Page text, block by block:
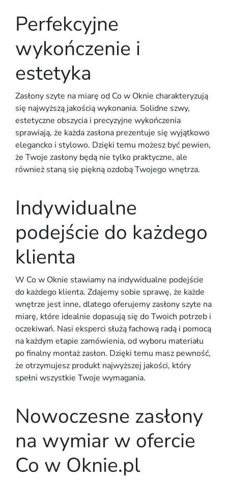
Perfekcyjne
wykończenie i
estetyka
Zasłony szyte na miarę od Co w Oknie charakteryzują
się najwyższą jakością wykonania. Solidne szwy,
estetyczne obszycia i precyzyjne wykończenia
sprawiają, że każda zasłona prezentuje się wyjątkowo
elegancko i stylowo. Dzięki temu możesz być pewien,
że Twoje zasłony będą nie tylko praktyczne, ale
również staną się piękną ozdobą Twojego wnętrza.
Indywidualne
podejście do każdego
klienta
W Co w Oknie stawiamy na indywidualne podejście
do każdego klienta. Zdajemy sobie sprawę, że każde
wnętrze jest inne, dlatego oferujemy zasłony szyte na
miarę, które idealnie dopasują się do Twoich potrzeb i
oczekiwań. Nasi eksperci służą fachową radą i pomocą
na każdym etapie zamówienia, od wyboru materiału
po finalny montaż zasłon. Dzięki temu masz pewność,
że otrzymujesz produkt najwyższej jakości, który
spełni wszystkie Twoje wymagania.
Nowoczesne zasłony
na wymiar w ofercie
Co w Oknie.pl